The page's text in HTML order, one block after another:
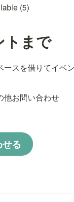
(5)
トまで
ースを借りてイベ
他お問い合わせ
る